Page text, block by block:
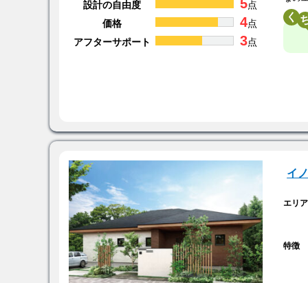
設計の自由度 5点
価格
4点
アフターサポート
3点
く
イ
エリア
特徴